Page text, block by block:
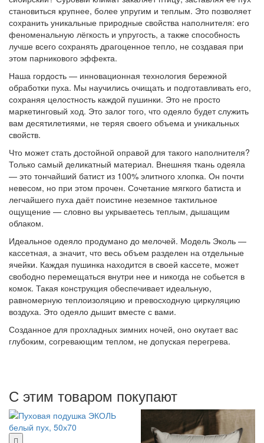
становиться крупнее, более упругим и теплым. Это позволяет
сохранить уникальные природные свойства наполнителя: его
феноменальную лёгкость и упругость, а также способность
лучше всего сохранять драгоценное тепло, не создавая при
этом парникового эффекта.
Наша гордость — инновационная технология бережной
обработки пуха. Мы научились очищать и подготавливать его,
сохраняя целостность каждой пушинки. Это не просто
маркетинговый ход. Это залог того, что одеяло будет служить
вам десятилетиями, не теряя своего объема и уникальных
свойств.
Что может стать достойной оправой для такого наполнителя?
Только самый деликатный материал. Внешняя ткань одеяла
— это тончайший батист из 100% элитного хлопка. Он почти
невесом, но при этом прочен. Сочетание мягкого батиста и
легчайшего пуха даёт поистине неземное тактильное
ощущение — словно вы укрываетесь теплым, дышащим
облаком.
Идеальное одеяло продумано до мелочей. Модель Эколь —
кассетная, а значит, что весь объем разделен на отдельные
ячейки. Каждая пушинка находится в своей кассете, может
свободно перемещаться внутри нее и никогда не собьется в
комок. Такая конструкция обеспечивает идеальную,
равномерную теплоизоляцию и превосходную циркуляцию
воздуха. Это одеяло дышит вместе с вами.
Созданное для прохладных зимних ночей, оно окутает вас
глубоким, согревающим теплом, не допуская перегрева.
С этим товаром покупают